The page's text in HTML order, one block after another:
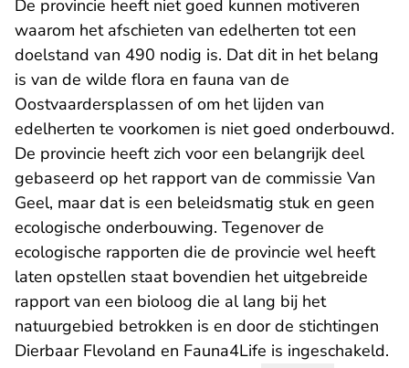
De provincie heeft niet goed kunnen motiveren
waarom het afschieten van edelherten tot een
doelstand van 490 nodig is. Dat dit in het belang
is van de wilde flora en fauna van de
Oostvaardersplassen of om het lijden van
edelherten te voorkomen is niet goed onderbouwd.
De provincie heeft zich voor een belangrijk deel
gebaseerd op het rapport van de commissie Van
Geel, maar dat is een beleidsmatig stuk en geen
ecologische onderbouwing. Tegenover de
ecologische rapporten die de provincie wel heeft
laten opstellen staat bovendien het uitgebreide
rapport van een bioloog die al lang bij het
natuurgebied betrokken is en door de stichtingen
Dierbaar Flevoland en Fauna4Life is ingeschakeld.